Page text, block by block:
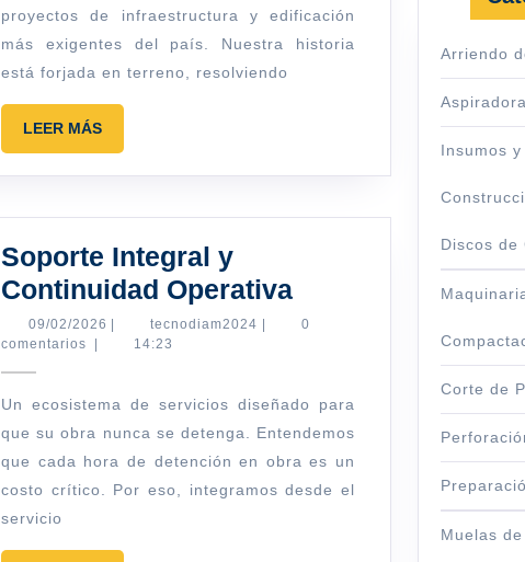
proyectos de infraestructura y edificación
más exigentes del país. Nuestra historia
está forjada en terreno, resolviendo
LEER MÁSLEER
MÁS
Soporte Integral y
Continuidad OperativaSoporte
Integral
Continuidad
Operativa
09/02/2026 09/02/2026tecnodiam2024 tecnodiam2024
0
comentarios
14:23
Un ecosistema de servicios diseñado para
que su obra nunca se detenga. Entendemos
que cada hora de detención en obra es un
costo crítico. Por eso, integramos desde el
servicio
Arriendo
Insumos
Discos de
Corte de
Muelas